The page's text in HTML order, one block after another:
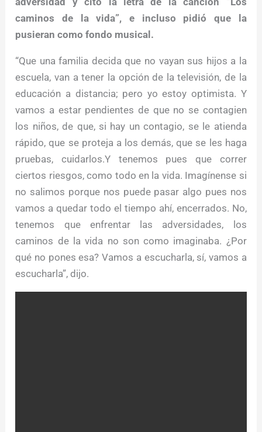
caminos de la vida”, e incluso pidió que la
pusieran como fondo musical.
“Que una familia decida que no vayan sus hijos a la
escuela, van a tener la opción de la televisión, de la
educación a distancia; pero yo estoy optimista. Y
vamos a estar pendientes de que no se contagien
los niños, de que, si hay un contagio, se le atienda
rápido, que se proteja a los demás, que se les haga
pruebas, cuidarlos.Y tenemos pues que correr
ciertos riesgos, como todo en la vida. Imagínense si
no salimos porque nos puede pasar algo pues nos
vamos a quedar todo el tiempo ahí, encerrados. No,
tenemos que enfrentar las adversidades, los
caminos de la vida no son como imaginaba. ¿Por
qué no pones esa? Vamos a escucharla, sí, vamos a
escucharla”, dijo.